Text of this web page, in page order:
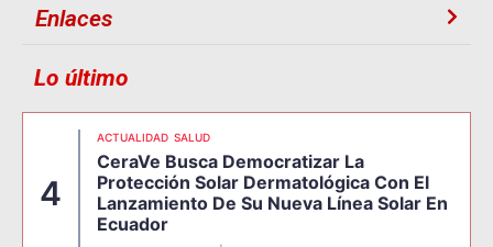
Enlaces
Lo último
4
ACTUALIDAD SALUD
CeraVe Busca Democratizar La
Protección Solar Dermatológica Con El
Lanzamiento De Su Nueva Línea Solar En
Ecuador